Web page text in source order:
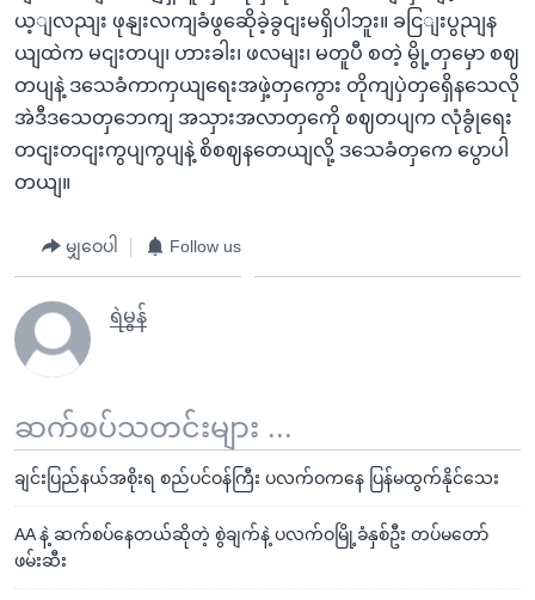
ယ့ျလညျး ဖုနျးလကျခံဖွဆေိုခဲ့ခွငျးမရှိပါဘူး။ ခငြျးပွညျန
ယျထဲက မငျးတပျ၊ ဟားခါး၊ ဖလမျး၊ မတူပီ စတဲ့ မွို့တှမှော စဈ
တပျနဲ့ ဒသေခံကာကှယျရေးအဖှဲ့တှကွေား တိုကျပှဲတှရှေိနသေလို
အဲဒီဒသေတှဘေကျ အသှားအလာတှကေို စဈတပျက လုံခွုံရေး
တငျးတငျးကွပျကွပျနဲ့ စိစဈနတေယျလို့ ဒသေခံတှကေ ပွောပါ
တယျ။
မျှဝေပါ Follow us
ရဲမွန်
ဆက်စပ်သတင်းများ ...
ချင်းပြည်နယ်အစိုးရ စည်ပင်ဝန်ကြီး ပလက်ဝကနေ ပြန်မထွက်နိုင်သေး
AA နဲ့ ဆက်စပ်နေတယ်ဆိုတဲ့ စွဲချက်နဲ့ ပလက်ဝမြို့ခံနှစ်ဦး တပ်မတော်
ဖမ်းဆီး